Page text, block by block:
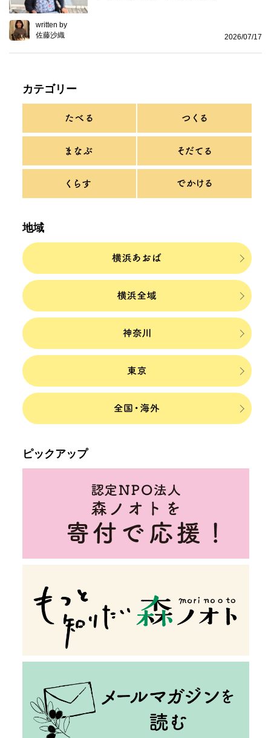
written by
佐藤沙織
2026/07/17
カテゴリー
地域
ピックアップ